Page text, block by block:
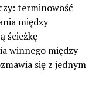
terminowość
między
ścieżkę
winnego między
się z jednym